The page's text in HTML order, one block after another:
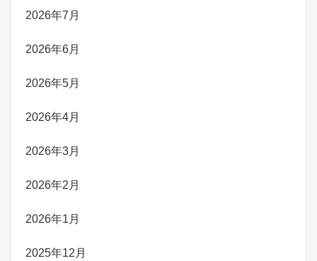
2026年7月
2026年6月
2026年5月
2026年4月
2026年3月
2026年2月
2026年1月
2025年12月